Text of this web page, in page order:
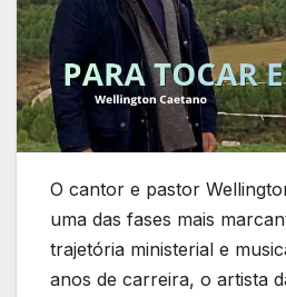
O cantor e pastor
uma das fases mais
trajetória ministerial e
anos de carreira, o artista